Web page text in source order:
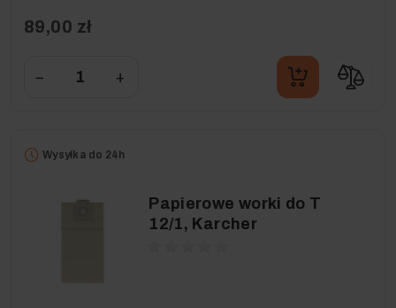
89,00 zł
− +
Wysyłka do 24h
Papierowe worki do T
12/1, Karcher